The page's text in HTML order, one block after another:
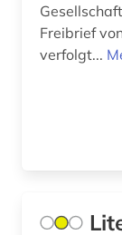
film (1)
Freibrief
verfolgt...